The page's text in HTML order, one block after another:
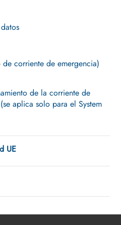
corriente de emergencia)
de la corriente de
aplica solo para el System
UE